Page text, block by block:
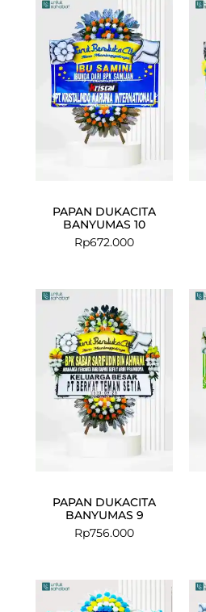
PAPAN DUKACITA
BANYUMAS 10
Rp672.000
PAPAN DUKACITA
BANYUMAS 9
Rp756.000
Original
Current